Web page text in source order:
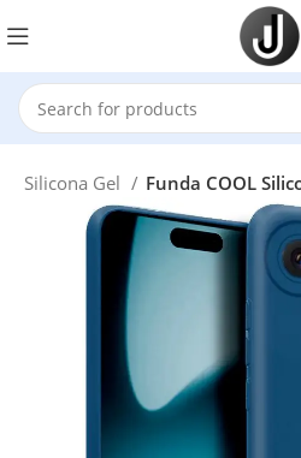
Silicona Gel Funda COOL